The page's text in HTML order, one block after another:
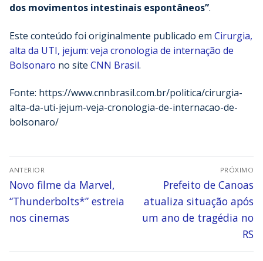
dos movimentos intestinais espontâneos”.
Este conteúdo foi originalmente publicado em Cirurgia,
alta da UTI, jejum: veja cronologia de internação de
Bolsonaro no site CNN Brasil.
Fonte: https://www.cnnbrasil.com.br/politica/cirurgia-
alta-da-uti-jejum-veja-cronologia-de-internacao-de-
bolsonaro/
ANTERIOR
Novo filme da Marvel,
“Thunderbolts*” estreia
nos cinemas
PRÓXIMO
Prefeito de Canoas
atualiza situação após
um ano de tragédia no
RS